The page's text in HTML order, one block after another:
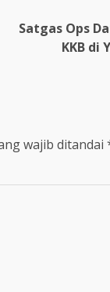
Satgas Ops
KKB di
wajib ditandai